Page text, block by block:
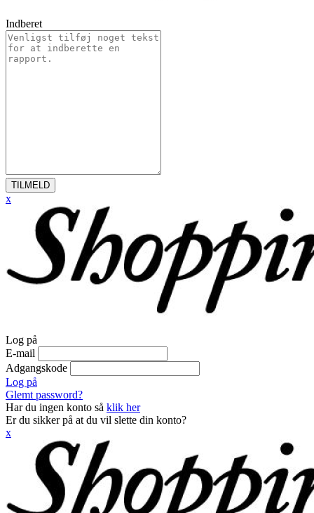
Indberet
TILMELD
x
Log på
E-mail
Adgangskode
Log på
Glemt password?
Har du ingen konto så klik her
Er du sikker på at du vil slette din konto?
x